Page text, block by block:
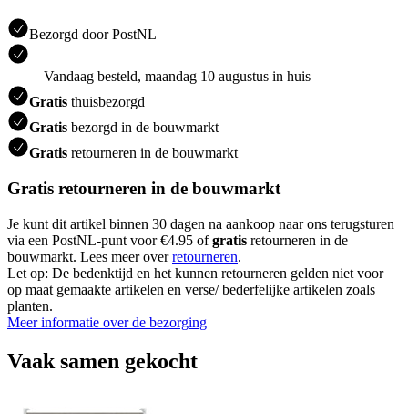
Bezorgd door PostNL
Vandaag besteld, maandag 10 augustus in huis
Gratis thuisbezorgd
Gratis bezorgd in de bouwmarkt
Gratis retourneren in de bouwmarkt
Gratis retourneren in de bouwmarkt
Je kunt dit artikel binnen 30 dagen na aankoop naar ons terugsturen
via een PostNL-punt voor €4.95 ofgratis retourneren in de
bouwmarkt. Lees meer overretourneren.
Let op: De bedenktijd en het kunnen retourneren gelden niet voor
op maat gemaakte artikelen en verse/ bederfelijke artikelen zoals
planten.
Meer informatie over de bezorging
Vaak samen gekocht